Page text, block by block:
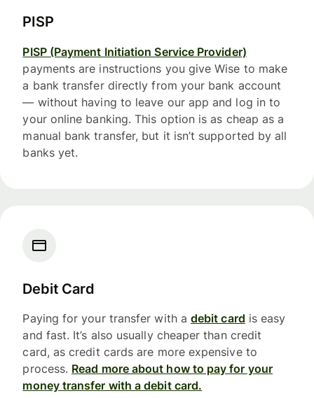
PISP
PISP (Payment Initiation Service Provider)
payments are instructions you give Wise to make
a bank transfer directly from your bank account
— without having to leave our app and log in to
your online banking. This option is as cheap as a
manual bank transfer, but it isn’t supported by all
banks yet.
Debit Card
Paying for your transfer with a debit card is easy
and fast. It’s also usually cheaper than credit
card, as credit cards are more expensive to
process. Read more about how to pay for your
money transfer with a debit card.